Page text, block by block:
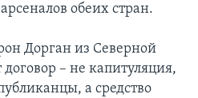
обеих стран.
Дорган из Северной
договор – не капитуляция,
а средство